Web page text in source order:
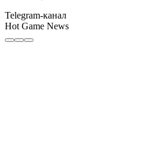
Telegram-канал
Hot Game News